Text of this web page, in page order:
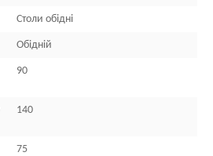
Столи обідні
Обідній
90
140
75